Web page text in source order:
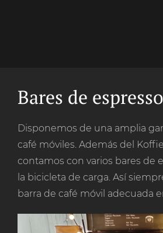
Bares de
Disponemos de una amplia
café móviles. Además del
contamos con varios bares de
la bicicleta de carga. Así
barra de café móvil adecuada